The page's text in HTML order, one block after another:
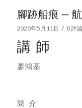
腳跡船痕 —
2020年5月11日 / 0 評
講 師
廖鴻基
簡 介